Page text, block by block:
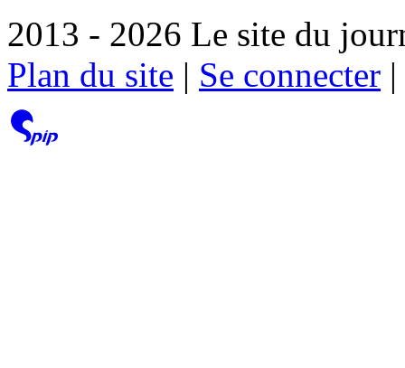
2013 - 2026 Le site du
Plan du site | Se connecter |